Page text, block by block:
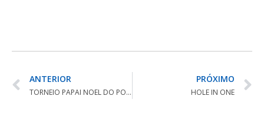
ANTERIOR
TORNEIO PAPAI NOEL DO PONTA GROSSA
PRÓXIMO
HOLE IN ONE